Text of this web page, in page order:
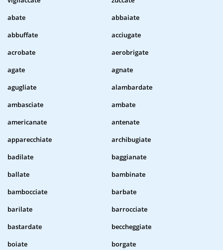
abate
abbaiate
abbuffate
acciugate
acrobate
aerobrigate
agate
agnate
agugliate
alambardate
ambasciate
ambate
americanate
antenate
apparecchiate
archibugiate
badilate
baggianate
ballate
bambinate
bambocciate
barbate
barilate
barrocciate
bastardate
beccheggiate
boiate
borgate